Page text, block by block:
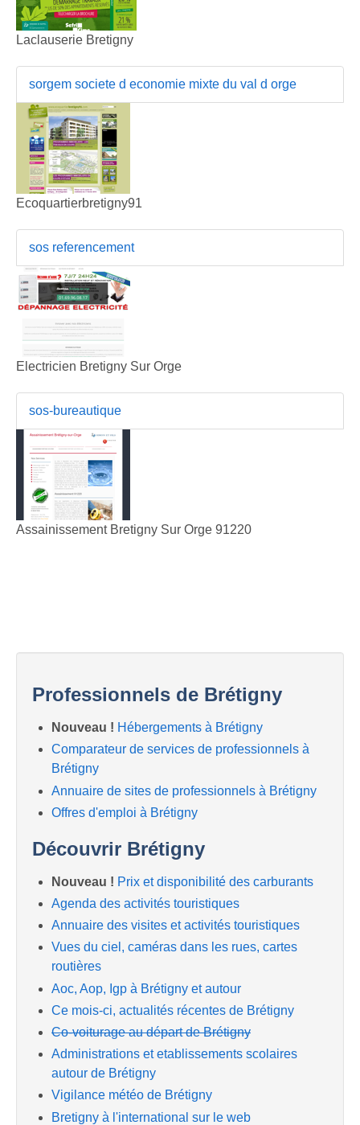
Laclauserie Bretigny
sorgem societe d economie mixte du val d orge
Ecoquartierbretigny91
sos referencement
Electricien Bretigny Sur Orge
sos-bureautique
Assainissement Bretigny Sur Orge 91220
Professionnels de Brétigny
Nouveau ! Hébergements à Brétigny
Comparateur de services de professionnels à
Brétigny
Annuaire de sites de professionnels à Brétigny
Offres d'emploi à Brétigny
Découvrir Brétigny
Nouveau ! Prix et disponibilité des carburants
Agenda des activités touristiques
Annuaire des visites et activités touristiques
Vues du ciel, caméras dans les rues, cartes
routières
Aoc, Aop, Igp à Brétigny et autour
Ce mois-ci, actualités récentes de Brétigny
Co-voiturage au départ de Brétigny
Administrations et etablissements scolaires
autour de Brétigny
Vigilance météo de Brétigny
Bretigny à l'international sur le web